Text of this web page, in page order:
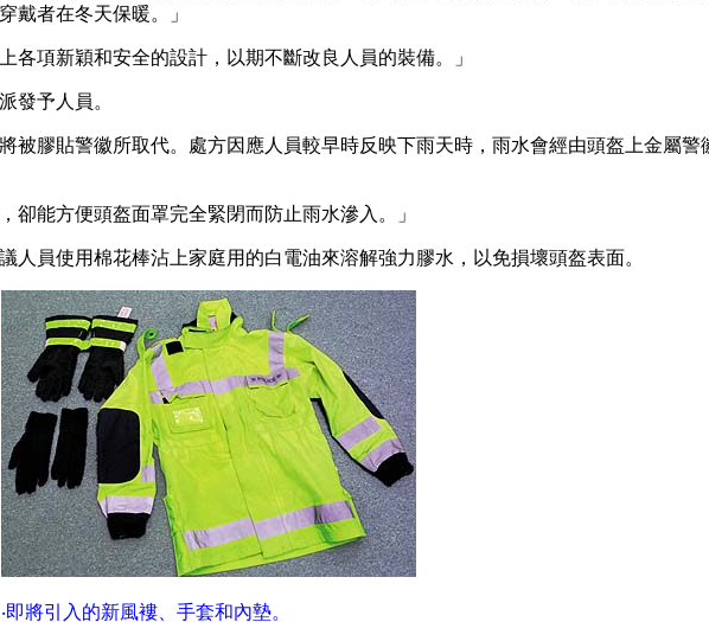
戴者在冬天保暖。」
各項新穎和安全的設計，以期不斷改良人員的裝備。」
發予人員。
被膠貼警徽所取代。處方因應人員較早時反映下雨天時，雨水會經由頭盔上金屬警
卻能方便頭盔面罩完全緊閉而防止雨水滲入。」
人員使用棉花棒沾上家庭用的白電油來溶解強力膠水，以免損壞頭盔表面。
‧即將引入的新風褸、手套和內墊。